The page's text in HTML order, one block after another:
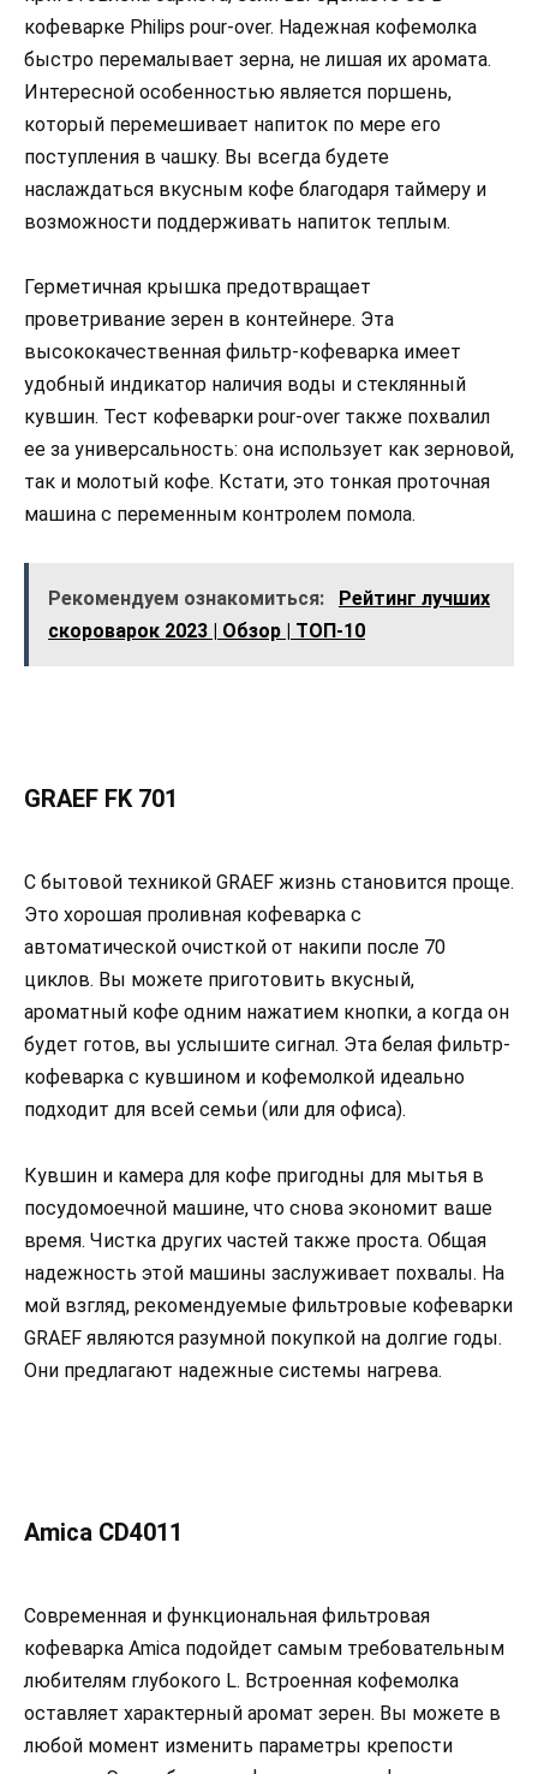
кофеварке Philips pour-over. Надежная кофемолка
быстро перемалывает зерна, не лишая их аромата.
Интересной особенностью является поршень,
который перемешивает напиток по мере его
поступления в чашку. Вы всегда будете
наслаждаться вкусным кофе благодаря таймеру и
возможности поддерживать напиток теплым.
Герметичная крышка предотвращает
проветривание зерен в контейнере. Эта
высококачественная фильтр-кофеварка имеет
удобный индикатор наличия воды и стеклянный
кувшин. Тест кофеварки pour-over также похвалил
ее за универсальность: она использует как зерновой,
так и молотый кофе. Кстати, это тонкая проточная
машина с переменным контролем помола.
Рекомендуем ознакомиться:
Рейтинг лучших
скороварок 2023 | Обзор | ТОП-10
GRAEF FK 701
С бытовой техникой GRAEF жизнь становится проще.
Это хорошая проливная кофеварка с
автоматической очисткой от накипи после 70
циклов. Вы можете приготовить вкусный,
ароматный кофе одним нажатием кнопки, а когда он
будет готов, вы услышите сигнал. Эта белая фильтр-
кофеварка с кувшином и кофемолкой идеально
подходит для всей семьи (или для офиса).
Кувшин и камера для кофе пригодны для мытья в
посудомоечной машине, что снова экономит ваше
время. Чистка других частей также проста. Общая
надежность этой машины заслуживает похвалы. На
мой взгляд, рекомендуемые фильтровые кофеварки
GRAEF являются разумной покупкой на долгие годы.
Они предлагают надежные системы нагрева.
Amica CD4011
Современная и функциональная фильтровая
кофеварка Amica подойдет самым требовательным
любителям глубокого L. Встроенная кофемолка
оставляет характерный аромат зерен. Вы можете в
любой момент изменить параметры крепости